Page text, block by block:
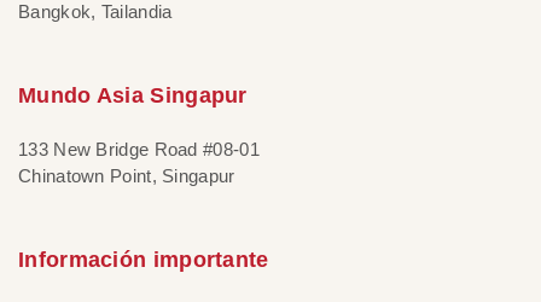
Bangkok, Tailandia
Mundo Asia Singapur
133 New Bridge Road #08-01
Chinatown Point, Singapur
Información importante